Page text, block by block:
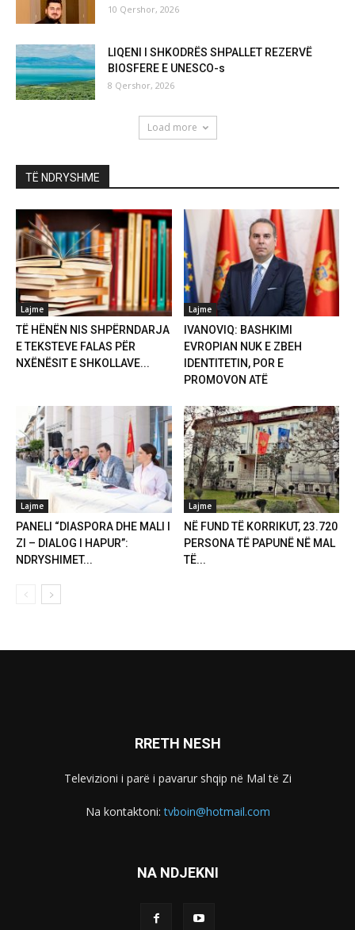
10 Qershor, 2026
LIQENI I SHKODRËS SHPALLET REZERVË
BIOSFERE E UNESCO-s
8 Qershor, 2026
Load more
TË NDRYSHME
Lajme
TË HËNËN NIS SHPËRNDARJA
E TEKSTEVE FALAS PËR
NXËNËSIT E SHKOLLAVE...
Lajme
IVANOVIQ: BASHKIMI
EVROPIAN NUK E ZBEH
IDENTITETIN, POR E
PROMOVON ATË
Lajme
PANELI “DIASPORA DHE MALI I
ZI – DIALOG I HAPUR”:
NDRYSHIMET...
Lajme
NË FUND TË KORRIKUT, 23.720
PERSONA TË PAPUNË NË MAL
TË...
RRETH NESH
Televizioni i parë i pavarur shqip në Mal të Zi
Na kontaktoni:tvboin@hotmail.com
NA NDJEKNI